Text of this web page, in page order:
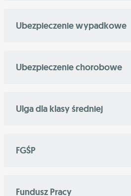
Ubezpieczenie wypadkowe
Ubezpieczenie chorobowe
Ulga dla klasy średniej
FGŚP
Fundusz Pracy